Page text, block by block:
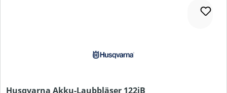
Husqvarna Akku-Laubbläser 122iB